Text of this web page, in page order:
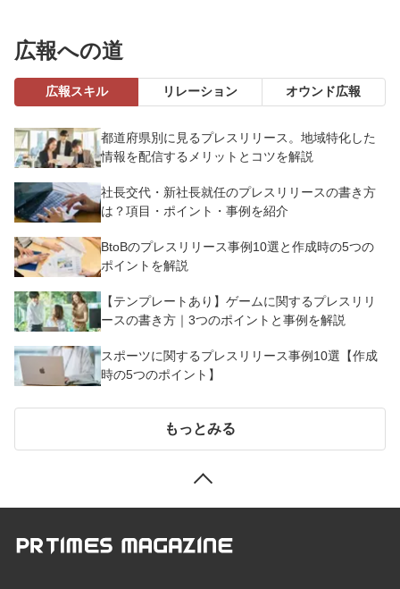
広報への道
広報スキル リレーション オウンド広報
都道府県別に見るプレスリリース。地域特化した
情報を配信するメリットとコツを解説
社長交代・新社長就任のプレスリリースの書き方
は？項目・ポイント・事例を紹介
BtoBのプレスリリース事例10選と作成時の5つの
ポイントを解説
【テンプレートあり】ゲームに関するプレスリリ
ースの書き方｜3つのポイントと事例を解説
スポーツに関するプレスリリース事例10選【作成
時の5つのポイント】
もっとみる